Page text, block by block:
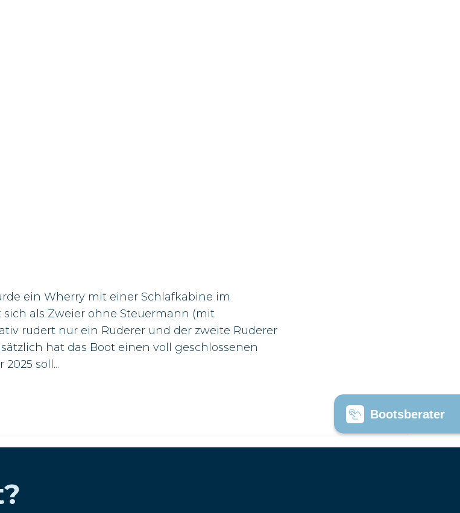
ein Wherry mit einer Schlafkabine im
sich als Zweier ohne Steuermann (mit
rudert nur ein Ruderer und der zweite Ruderer
hat das Boot einen voll geschlossenen
soll...
Bootsberater